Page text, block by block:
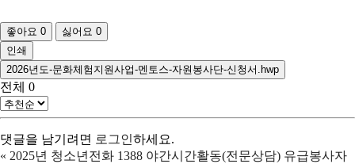
좋아요 0 싫어요 0
인쇄
2026년도-문화체험지원사업-멘토스-자원봉사단-신청서.hwp
전체 0
댓글을 남기려면 로그인하세요.
« 2025년 청소년전화 1388 야간시간활동(전문상담) 유급봉사자